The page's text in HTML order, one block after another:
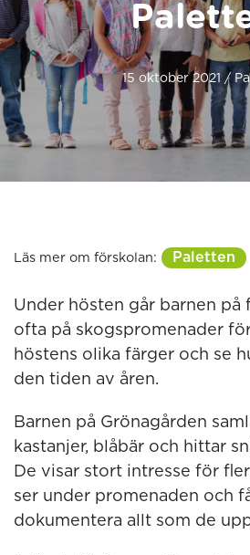
15 oktober 2021 /
Läs mer om förskolan: Paletten
Under hösten går barnen på
ofta på skogspromenader
höstens olika färger och se
den tiden av åren.
Barnen på Grönagården
kastanjer, blåbär och hittar
De visar stort intresse för
ser under promenaden och
dokumentera allt som de